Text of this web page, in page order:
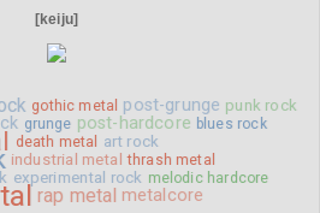
[keiju]
gothic metal post-grunge punk rock
grunge post-hardcore blues rock
death metal art rock
industrial metal thrash metal
experimental rock melodic hardcore
rap metal metalcore